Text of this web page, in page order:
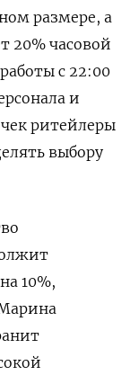
размере, а
20% часовой
с 22:00
и
ритейлеры
выбору
10%,